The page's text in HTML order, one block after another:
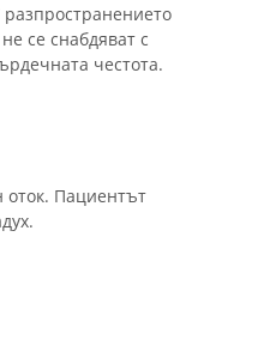
се снабдяват с
честота.
Пациентът